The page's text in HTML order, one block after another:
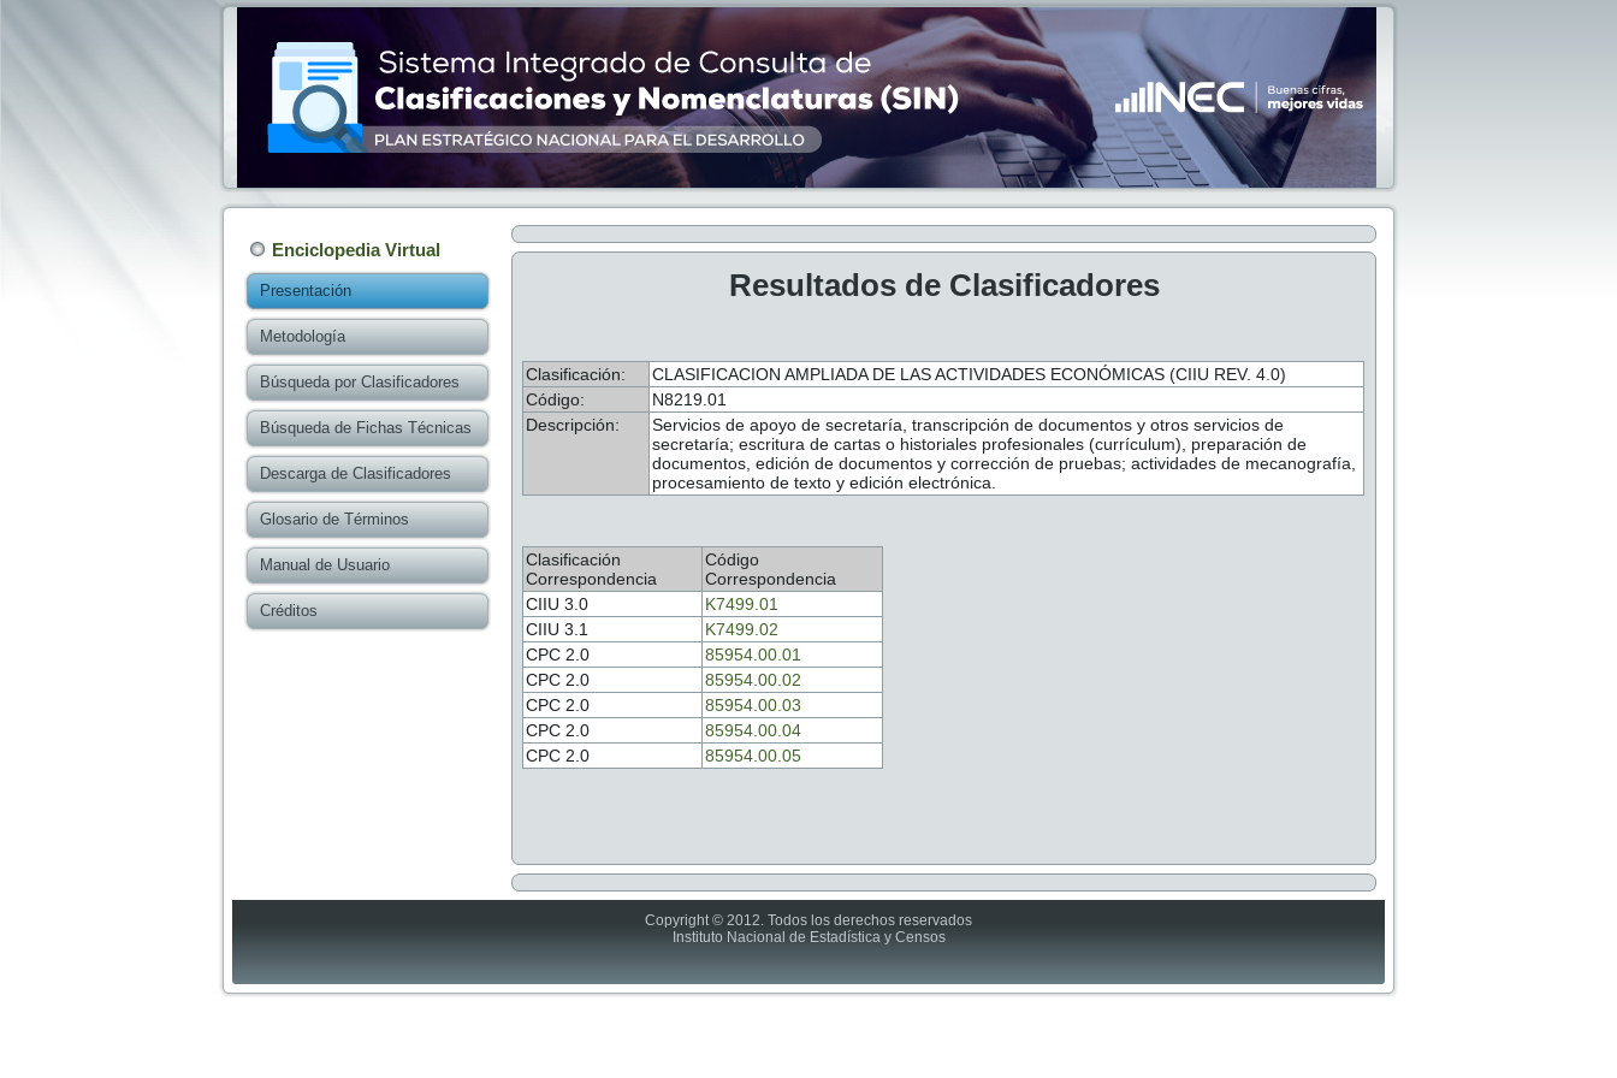
Enciclopedia Virtual
Presentación
Metodología
Búsqueda por Clasificadores
Búsqueda de Fichas Técnicas
Descarga de Clasificadores
Glosario de Términos
Manual de Usuario
Créditos
Resultados de Clasificadores
Clasificación:
CLASIFICACION AMPLIADA DE LAS ACTIVIDADES ECONÓMICAS (CIIU REV. 4.0)
Código:
N8219.01
Descripción:
Servicios de apoyo de secretaría, transcripción de documentos y otros servicios de
secretaría; escritura de cartas o historiales profesionales (currículum), preparación de
documentos, edición de documentos y corrección de pruebas; actividades de mecanografía,
procesamiento de texto y edición electrónica.
Clasificación
Correspondencia
Código
Correspondencia
CIIU 3.0
K7499.01
CIIU 3.1
K7499.02
CPC 2.0
85954.00.01
CPC 2.0
85954.00.02
CPC 2.0
85954.00.03
CPC 2.0
85954.00.04
CPC 2.0
85954.00.05
Copyright © 2012. Todos los derechos reservados
Instituto Nacional de Estadística y Censos